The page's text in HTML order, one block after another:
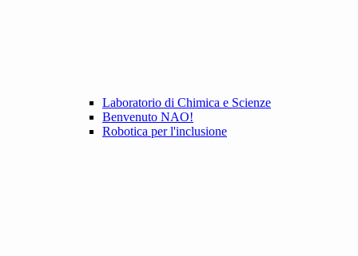
Laboratorio di Chimica e Scienze
Benvenuto NAO!
Robotica per l'inclusione